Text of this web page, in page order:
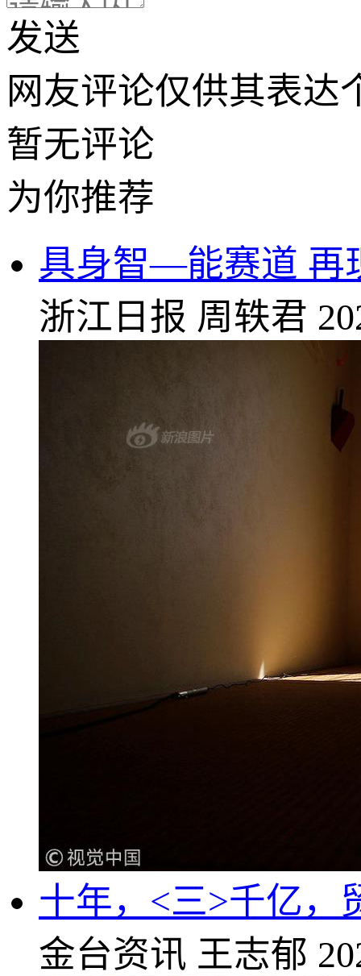
发送
网友评论仅供其表达
暂无评论
为你推荐
具身智—能赛道 再
浙江日报 周轶君
十年，<三>千亿，
金台资讯 王志郁